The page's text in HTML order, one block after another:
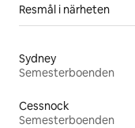
Resmål i närheten
Sydney
Semesterboenden
Cessnock
Semesterboenden